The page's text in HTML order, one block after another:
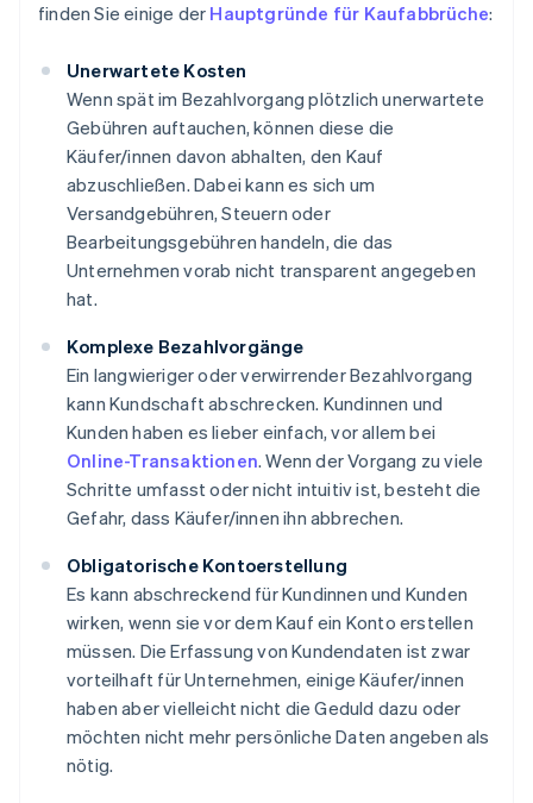
finden Sie einige der Hauptgründe für Kaufabbrüche:
Unerwartete Kosten
Wenn spät im Bezahlvorgang plötzlich unerwartete
Gebühren auftauchen, können diese die
Käufer/innen davon abhalten, den Kauf
abzuschließen. Dabei kann es sich um
Versandgebühren, Steuern oder
Bearbeitungsgebühren handeln, die das
Unternehmen vorab nicht transparent angegeben
hat.
Komplexe Bezahlvorgänge
Ein langwieriger oder verwirrender Bezahlvorgang
kann Kundschaft abschrecken. Kundinnen und
Kunden haben es lieber einfach, vor allem bei
Online-Transaktionen. Wenn der Vorgang zu viele
Schritte umfasst oder nicht intuitiv ist, besteht die
Gefahr, dass Käufer/innen ihn abbrechen.
Obligatorische Kontoerstellung
Es kann abschreckend für Kundinnen und Kunden
wirken, wenn sie vor dem Kauf ein Konto erstellen
müssen. Die Erfassung von Kundendaten ist zwar
vorteilhaft für Unternehmen, einige Käufer/innen
haben aber vielleicht nicht die Geduld dazu oder
möchten nicht mehr persönliche Daten angeben als
nötig.